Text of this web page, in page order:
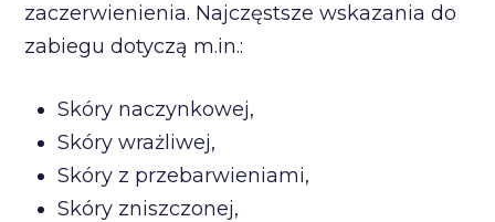
zaczerwienienia. Najczęstsze wskazania do
zabiegu dotyczą m.in.:
Skóry naczynkowej,
Skóry wrażliwej,
Skóry z przebarwieniami,
Skóry zniszczonej,